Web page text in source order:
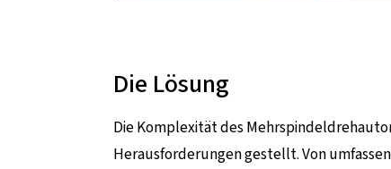
Die Lösung
Die Komplexität des
Herausforderungen gestellt. Von